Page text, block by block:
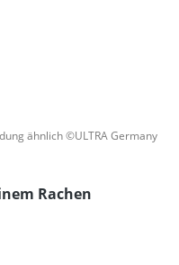
ähnlich ©ULTRA Germany
Rachen